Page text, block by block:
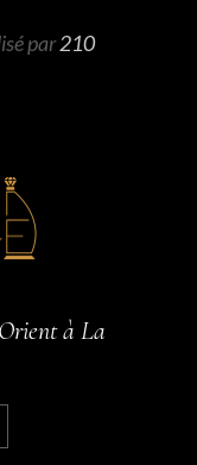
par210
à La